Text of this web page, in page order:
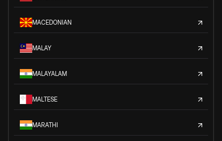
MACEDONIAN
MALAY
MALAYALAM
MALTESE
MARATHI